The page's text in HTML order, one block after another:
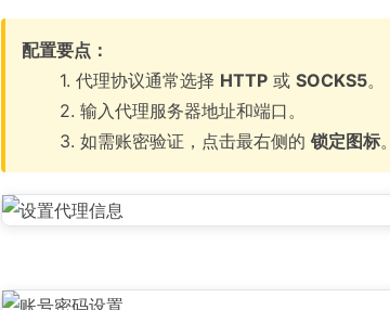
配置要点：
1. 代理协议通常选择 HTTP 或 SOCKS5。
2. 输入代理服务器地址和端口。
3. 如需账密验证，点击最右侧的 锁定图标。